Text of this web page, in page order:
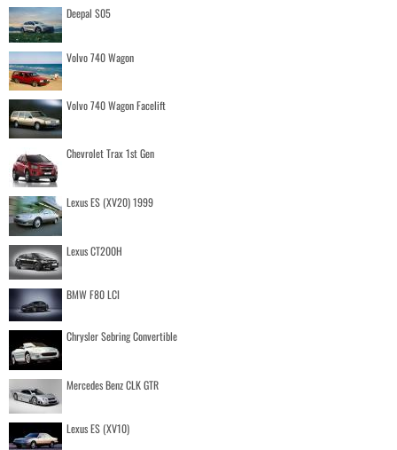
Deepal S05
Volvo 740 Wagon
Volvo 740 Wagon Facelift
Chevrolet Trax 1st Gen
Lexus ES (XV20) 1999
Lexus CT200H
BMW F80 LCI
Chrysler Sebring Convertible
Mercedes Benz CLK GTR
Lexus ES (XV10)